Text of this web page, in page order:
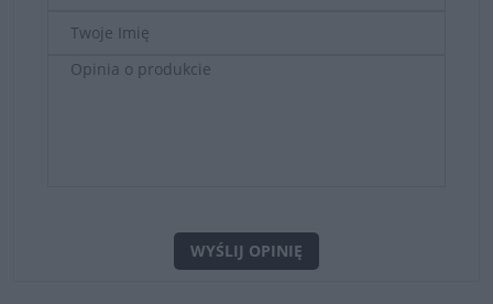
WYŚLIJ OPINIĘ